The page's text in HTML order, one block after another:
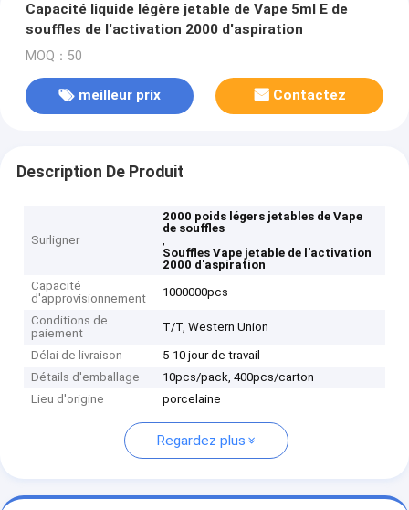
Capacité liquide légère jetable de Vape 5ml E de
souffles de l'activation 2000 d'aspiration
MOQ：50
meilleur prix Contactez
Description De Produit
Surligner
2000 poids légers jetables de Vape
de souffles
,
Souffles Vape jetable de l'activation
2000 d'aspiration
Capacité
d'approvisionnement
1000000pcs
Conditions de
paiement
T/T, Western Union
Délai de livraison
5-10 jour de travail
Détails d'emballage
10pcs/pack, 400pcs/carton
Lieu d'origine
porcelaine
Regardez plus